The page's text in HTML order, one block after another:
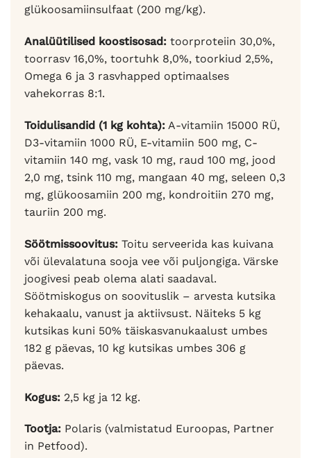
glükoosamiinsulfaat (200 mg/kg).
Analüütilised koostisosad: toorproteiin 30,0%,
toorrasv 16,0%, toortuhk 8,0%, toorkiud 2,5%,
Omega 6 ja 3 rasvhapped optimaalses
vahekorras 8:1.
Toidulisandid (1 kg kohta): A-vitamiin 15000 RÜ,
D3-vitamiin 1000 RÜ, E-vitamiin 500 mg, C-
vitamiin 140 mg, vask 10 mg, raud 100 mg, jood
2,0 mg, tsink 110 mg, mangaan 40 mg, seleen 0,3
mg, glükoosamiin 200 mg, kondroitiin 270 mg,
tauriin 200 mg.
Söötmissoovitus: Toitu serveerida kas kuivana
või ülevalatuna sooja vee või puljongiga. Värske
joogivesi peab olema alati saadaval.
Söötmiskogus on soovituslik – arvesta kutsika
kehakaalu, vanust ja aktiivsust. Näiteks 5 kg
kutsikas kuni 50% täiskasvanukaalust umbes
182 g päevas, 10 kg kutsikas umbes 306 g
päevas.
Kogus: 2,5 kg ja 12 kg.
Tootja: Polaris (valmistatud Euroopas, Partner
in Petfood).